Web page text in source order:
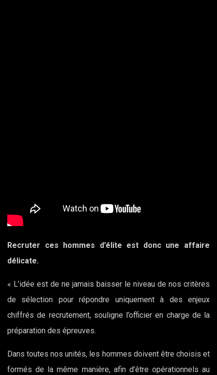
Recruter ces hommes d’élite est donc une affaire
délicate.
« L’idée est de ne jamais baisser le niveau de nos critères
de sélection pour répondre uniquement à des enjeux
chiffrés de recrutement, souligne l’officier en charge de la
préparation des épreuves.
Dans toutes nos unités, les hommes doivent être choisis et
formés de la même manière, afin d’être opérationnels au